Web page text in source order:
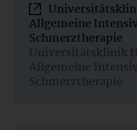
Allgemeine
Schmerztherapie
Universitätsklinik
Allgemeine
Schmerztherapie